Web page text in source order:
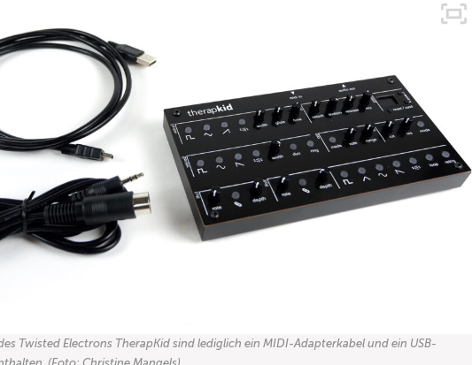
Twisted Electrons TherapKid sind lediglich ein MIDI-Adapterkabel und ein USB-